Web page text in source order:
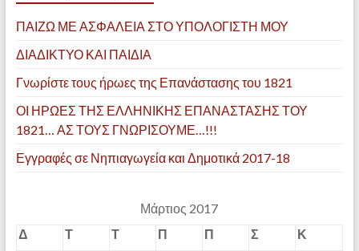
ΠΑΙΖΩ ΜΕ ΑΣΦΑΛΕΙΑ ΣΤΟ ΥΠΟΛΟΓΙΣΤΗ ΜΟΥ
ΔΙΑΔΙΚΤΥΟ ΚΑΙ ΠΑΙΔΙΑ
Γνωρίστε τους ήρωες της Επανάστασης του 1821
ΟΙ ΗΡΩΕΣ ΤΗΣ ΕΛΛΗΝΙΚΗΣ ΕΠΑΝΑΣΤΑΣΗΣ ΤΟΥ
1821… ΑΣ ΤΟΥΣ ΓΝΩΡΙΣΟΥΜΕ…!!!
Εγγραφές σε Νηπιαγωγεία και Δημοτικά 2017-18
Μάρτιος 2017
Δ
Τ Τ Π Π Σ Κ